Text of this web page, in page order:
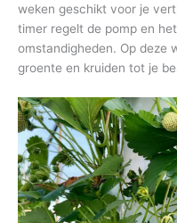
weken geschikt voor je
timer regelt de pomp en
omstandigheden. Op deze
groente en kruiden tot je